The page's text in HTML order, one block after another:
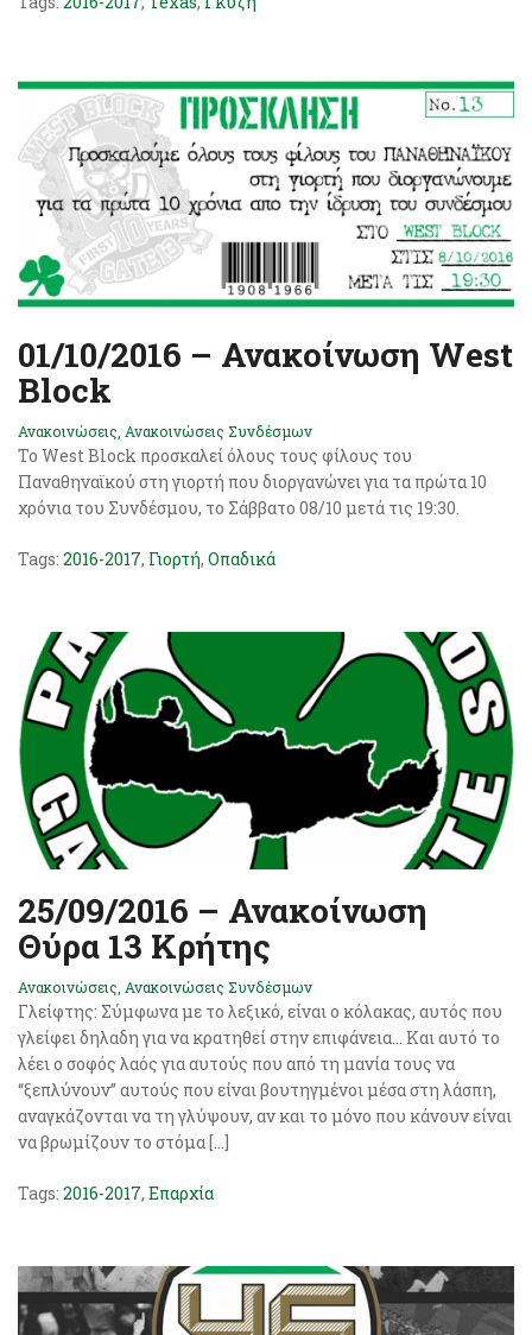
01/10/2016 – Ανακοίνωση West
Block
Ανακοινώσεις Ανακοινώσεις Συνδέσμων
Το West Block προσκαλεί όλους τους φίλους του
Παναθηναϊκού στη γιορτή που διοργανώνει για τα πρώτα 10
χρόνια του Συνδέσμου, το Σάββατο 08/10 μετά τις 19:30.
Tags: 2016-2017, Γιορτή, Οπαδικά
25/09/2016 – Ανακοίνωση
Θύρα 13 Κρήτης
Ανακοινώσεις Ανακοινώσεις Συνδέσμων
Γλείφτης: Σύμφωνα με το λεξικό, είναι ο κόλακας, αυτός που
γλείφει δηλαδη για να κρατηθεί στην επιφάνεια… Και αυτό το
λέει ο σοφός λαός για αυτούς που από τη μανία τους να
“ξεπλύνουν” αυτούς που είναι βουτηγμένοι μέσα στη λάσπη,
αναγκάζονται να τη γλύψουν, αν και το μόνο που κάνουν είναι
να βρωμίζουν το στόμα […]
Tags: 2016-2017, Επαρχία